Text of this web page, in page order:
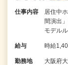
仕事内容
居住中
間演出
モデル
給与 時給
勤務地 大阪府